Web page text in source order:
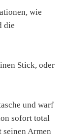
wie
die
Stick, oder
und warf
sofort total
Armen